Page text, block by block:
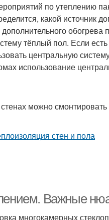
по утеплению
какой источник
обогрева
тёплый пол. Если
центральную
использование
можно
Важные
многокамерных